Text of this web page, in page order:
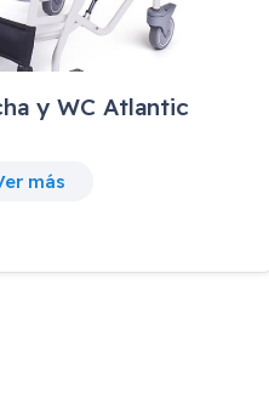
y WC Atlantic
más